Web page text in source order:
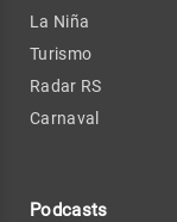
La Niña
Turismo
Radar RS
Carnaval
Podcasts